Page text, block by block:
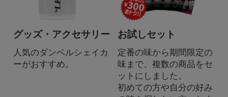
グッズ・アクセサリー
人気のダンベルシェイカ
ーがおすすめ。
お試しセット
定番の味から期間限定の
味まで、複数の商品をセ
ットにしました。
初めての方や自分の好み